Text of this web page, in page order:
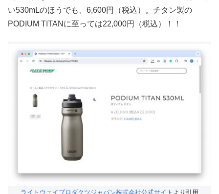
い530mLのほうでも、6,600円（税込）。チタン製の
PODIUM TITANに至っては22,000円（税込）！！
ライトウェイプロダクツジャパン株式会社公式サイト より引用